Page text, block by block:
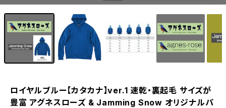
ロイヤルブルー【カタカナ】ver.1 速乾・裏起毛 サイズが
豊富 アグネスローズ & Jamming Snow オリジナルパ